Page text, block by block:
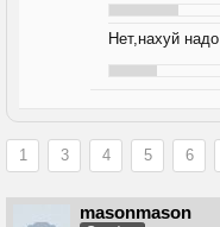
Нет,нахуй надо
1 3 4 5 6
masonmason